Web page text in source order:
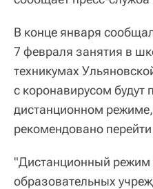
В конце января
7 февраля занятия в
техникумах
с коронавирусом будут
дистанционном
рекомендовано
"Дистанционный режим
образовательных